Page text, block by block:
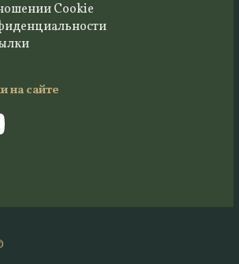
Cookie
на сайте